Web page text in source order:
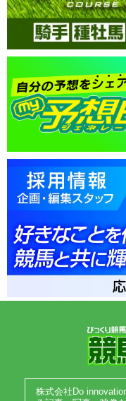
株式会社Do